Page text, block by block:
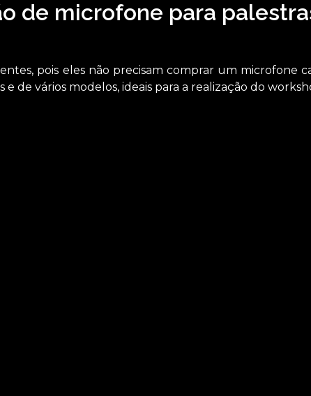
de microfone para
pois eles não precisam comprar um microfone
de vários modelos, ideais para a realização do